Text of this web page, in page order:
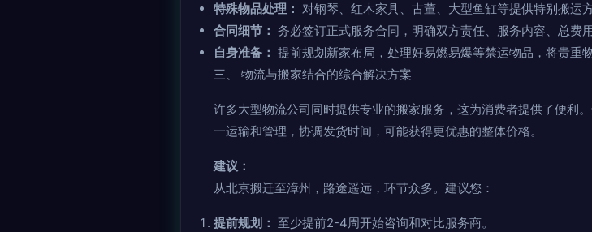
特殊物品处理： 对钢琴、红木家具、古董、大型鱼缸等提供特别搬运方
合同细节： 务必签订正式服务合同，明确双方责任、服务内容、总费
自身准备： 提前规划新家布局，处理好易燃易爆等禁运物品，将贵重
三、 物流与搬家结合的综合解决方案
许多大型物流公司同时提供专业的搬家服务，这为消费者提供了便利
一运输和管理，协调发货时间，可能获得更优惠的整体价格。
建议：
从北京搬迁至漳州，路途遥远，环节众多。建议您：
提前规划： 至少提前2-4周开始咨询和对比服务商。